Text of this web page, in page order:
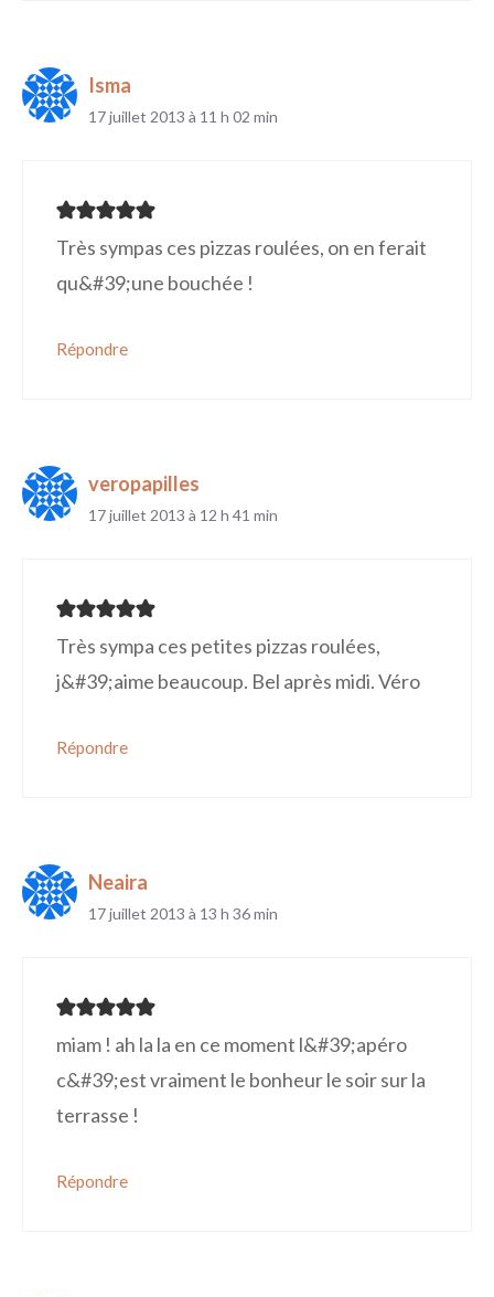
Isma
17 juillet 2013 à 11 h 02 min
Très sympas ces pizzas roulées, on en ferait
qu&#39;une bouchée !
Répondre
veropapilles
17 juillet 2013 à 12 h 41 min
Très sympa ces petites pizzas roulées,
j&#39;aime beaucoup. Bel après midi. Véro
Répondre
Neaira
17 juillet 2013 à 13 h 36 min
miam ! ah la la en ce moment l&#39;apéro
c&#39;est vraiment le bonheur le soir sur la
terrasse !
Répondre